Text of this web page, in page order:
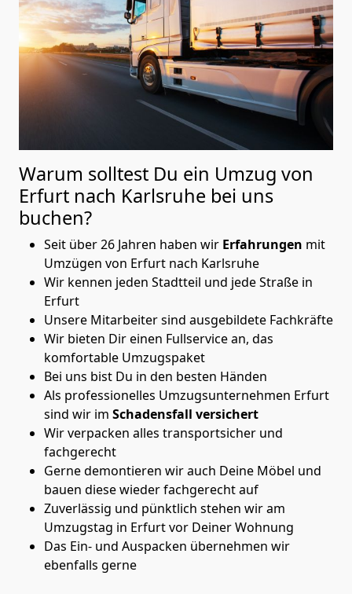
Warum solltest Du ein Umzug von
Erfurt nach Karlsruhe bei uns
buchen?
Seit über 26 Jahren haben wir Erfahrungen mit
Umzügen von Erfurt nach Karlsruhe
Wir kennen jeden Stadtteil und jede Straße in
Erfurt
Unsere Mitarbeiter sind ausgebildete Fachkräfte
Wir bieten Dir einen Fullservice an, das
komfortable Umzugspaket
Bei uns bist Du in den besten Händen
Als professionelles Umzugsunternehmen Erfurt
sind wir im Schadensfall versichert
Wir verpacken alles transportsicher und
fachgerecht
Gerne demontieren wir auch Deine Möbel und
bauen diese wieder fachgerecht auf
Zuverlässig und pünktlich stehen wir am
Umzugstag in Erfurt vor Deiner Wohnung
Das Ein- und Auspacken übernehmen wir
ebenfalls gerne